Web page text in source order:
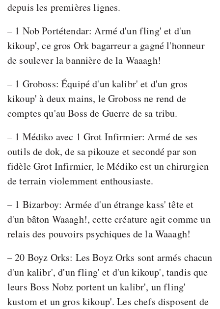
depuis les premières lignes.
– 1 Nob Portétendar: Armé d'un fling' et d'un
kikoup', ce gros Ork bagarreur a gagné l'honneur
de soulever la bannière de la Waaagh!
– 1 Groboss: Équipé d'un kalibr' et d'un gros
kikoup' à deux mains, le Groboss ne rend de
comptes qu'au Boss de Guerre de sa tribu.
– 1 Médiko avec 1 Grot Infirmier: Armé de ses
outils de dok, de sa pikouze et secondé par son
fidèle Grot Infirmier, le Médiko est un chirurgien
de terrain violemment enthousiaste.
– 1 Bizarboy: Armée d'un étrange kass' tête et
d'un bâton Waaagh!, cette créature agit comme un
relais des pouvoirs psychiques de la Waaagh!
– 20 Boyz Orks: Les Boyz Orks sont armés chacun
d'un kalibr', d'un fling' et d'un kikoup', tandis que
leurs Boss Nobz portent un kalibr', un fling'
kustom et un gros kikoup'. Les chefs disposent de